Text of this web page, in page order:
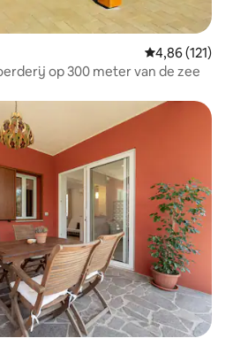
Gemiddelde
4,86 (121)
op 300 meter van de zee